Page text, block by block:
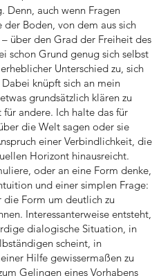
Denn, auch wenn Fragen
Boden, von dem aus sich
über den Grad der Freiheit des
schon Grund genug sich selbst
Unterschied zu, sich
knüpft sich an mein
grundsätzlich klären zu
andere. Ich halte das für
die Welt sagen oder sie
einer Verbindlichkeit, die
Horizont hinausreicht.
oder an eine Form denke,
und einer simplen Frage:
die Form um deutlich zu
Interessanterweise entsteht,
dialogische Situation, in
scheint, in
Hilfe gewissermaßen zu
Gelingen eines Vorhabens